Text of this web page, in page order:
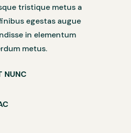
tristique metus a
egestas augue
in elementum
metus.
NUNC